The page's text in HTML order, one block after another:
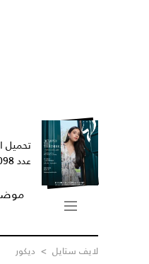
تحميل
عدد 1098
لايف ستايل > ديكور